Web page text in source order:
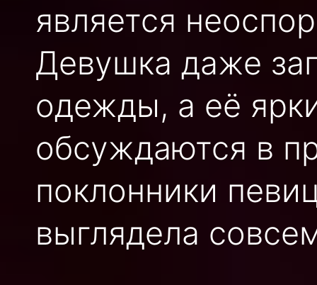
является
Девушка даже
одежды, а её
обсуждаются в
поклонники
выглядела